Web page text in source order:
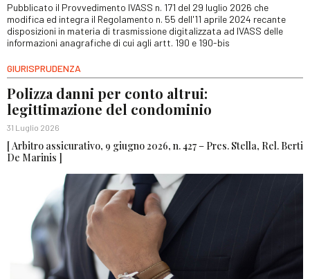
Pubblicato il Provvedimento IVASS n. 171 del 29 luglio 2026 che
modifica ed integra il Regolamento n. 55 dell'11 aprile 2024 recante
disposizioni in materia di trasmissione digitalizzata ad IVASS delle
informazioni anagrafiche di cui agli artt. 190 e 190-bis
GIURISPRUDENZA
Polizza danni per conto altrui:
legittimazione del condominio
31 Luglio 2026
[ Arbitro assicurativo, 9 giugno 2026, n. 427 – Pres. Stella, Rel. Berti
De Marinis ]